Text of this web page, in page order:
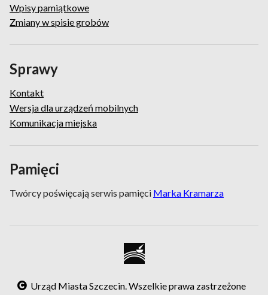
Wpisy pamiątkowe
Zmiany w spisie grobów
Sprawy
Kontakt
Wersja dla urządzeń mobilnych
Komunikacja miejska
Pamięci
Twórcy poświęcają serwis pamięci Marka Kramarza
Urząd Miasta Szczecin. Wszelkie prawa zastrzeżone